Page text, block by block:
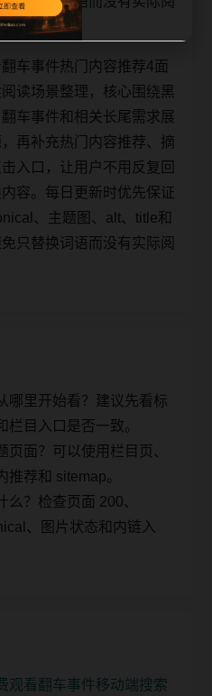
车事件热门内容推荐4面
读场景整理，核心围绕黑
车事件和相关长尾需求展
再补充热门内容推荐、摘
入口，让用户不用反复回
容。每日更新时优先保证
、主题图、alt、title和
只替换词语而没有实际阅
哪里开始看？建议先看标
栏目入口是否一致。
页面？可以使用栏目页、
推荐和 sitemap。
么？检查页面 200、
、图片状态和内链入
观看翻车事件移动端搜索